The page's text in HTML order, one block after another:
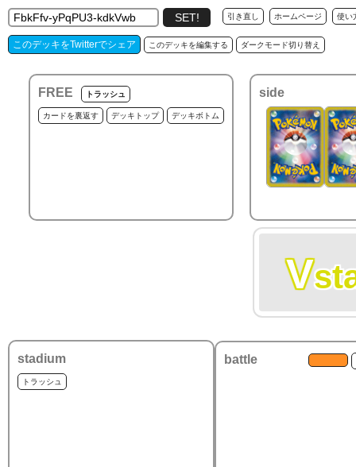
引き直し ホームページ 使い
このデッキをTwitterでシェア このデッキを編集する ダークモード切り替え
FREE トラッシュ
カードを裏返す デッキトップ デッキボトム
side
V
stadium
トラッシュ
battle